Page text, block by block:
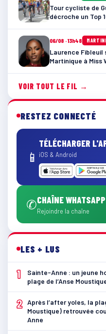
Tour cycliste de
décroche un Top
06/08 · 13h48
Laurence Fibleuil
Martinique à Miss
VOIR TOUT LE FIL →
RESTEZ CONNECTÉ
📱
TÉLÉCHARGER
iOS & Android
✆CHAÎNE WHATSAPP
Rejoindre la chaîne
LES + LUS
1
Sainte-Anne : un jeune
plage de l’Anse
2 Après l’after yoles, la
Moustique) retrouvée
Anne